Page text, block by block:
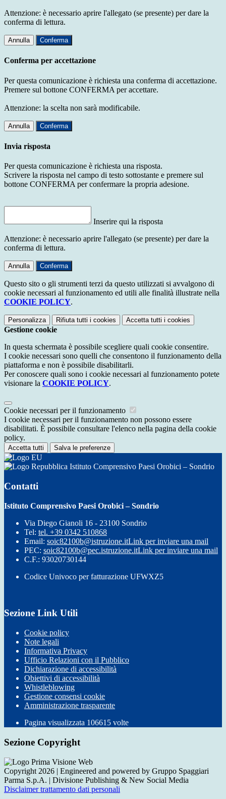
Attenzione: è necessario aprire l'allegato (se presente) per dare la
conferma di lettura.
Annulla Conferma
Conferma per accettazione
Per questa comunicazione è richiesta una conferma di accettazione.
Premere sul bottone CONFERMA per accettare.
Attenzione: la scelta non sarà modificabile.
Annulla Conferma
Invia risposta
Per questa comunicazione è richiesta una risposta.
Scrivere la risposta nel campo di testo sottostante e premere sul
bottone CONFERMA per confermare la propria adesione.
Inserire qui la risposta
Attenzione: è necessario aprire l'allegato (se presente) per dare la
conferma di lettura.
Annulla Conferma
Questo sito o gli strumenti terzi da questo utilizzati si avvalgono di
cookie necessari al funzionamento ed utili alle finalità illustrate nella
COOKIE POLICY.
Personalizza Rifiuta tutti i cookies Accetta tutti i cookies
Gestione cookie
In questa schermata è possibile scegliere quali cookie consentire.
I cookie necessari sono quelli che consentono il funzionamento della
piattaforma e non è possibile disabilitarli.
Per conoscere quali sono i cookie necessari al funzionamento potete
visionare la COOKIE POLICY.
Cookie necessari per il funzionamento
I cookie necessari per il funzionamento non possono essere
disabilitati. È possibile consultare l'elenco nella pagina della cookie
policy.
Accetta tutti Salva le preferenze
Istituto Comprensivo Paesi Orobici – Sondrio
Contatti
Istituto Comprensivo Paesi Orobici – Sondrio
Via Diego Gianoli 16 - 23100 Sondrio
Tel: tel. +39 0342 510868
Email: soic82100b@istruzione.itLink per inviare una mail
PEC: soic82100b@pec.istruzione.itLink per inviare una mail
C.F.: 93020730144
Codice Univoco per fatturazione UFWXZ5
Sezione Link Utili
Cookie policy
Note legali
Informativa Privacy
Ufficio Relazioni con il Pubblico
Dichiarazione di accessibilità
Obiettivi di accessibilità
Whistleblowing
Gestione consensi cookie
Amministrazione trasparente
Pagina visualizzata 106615 volte
Sezione Copyright
Copyright 2026 | Engineered and powered by Gruppo Spaggiari
Parma S.p.A. | Divisione Publishing & New Social Media
Disclaimer trattamento dati personali